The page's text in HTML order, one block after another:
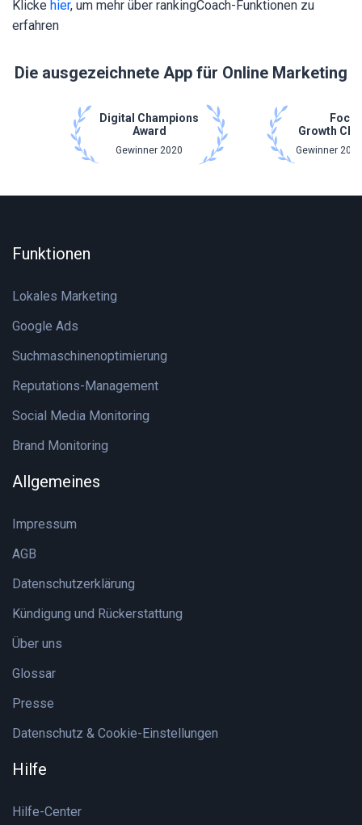
Klicke hier, um mehr über rankingCoach-Funktionen zu
erfahren
Die ausgezeichnete App für Online Marketing
Digital Champions
Award
Gewinner 2020
Focus
Growth
Gewinner
Funktionen
Lokales Marketing
Google Ads
Suchmaschinenoptimierung
Reputations-Management
Social Media Monitoring
Brand Monitoring
Allgemeines
Impressum
AGB
Datenschutzerklärung
Kündigung und Rückerstattung
Über uns
Glossar
Presse
Datenschutz & Cookie-Einstellungen
Hilfe
Hilfe-Center